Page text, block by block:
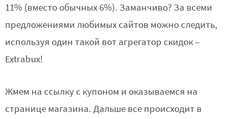
11% (вместо обычных 6%). Заманчиво? За всеми
предложениями любимых сайтов можно следить,
используя один такой вот агрегатор скидок –
Extrabux!
Жмем на ссылку с купоном и оказываемся на
странице магазина. Дальше все происходит в